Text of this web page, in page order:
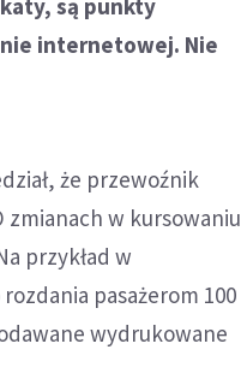
internetowej. Nie
że przewoźnik
zmianach w kursowaniu
przykład w
pasażerom 100
wydrukowane